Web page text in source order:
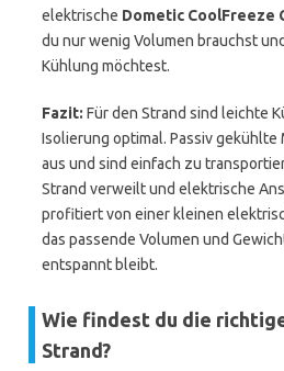
elektrische Dometic CoolFreeze
du nur wenig Volumen brauchst
Kühlung möchtest.
Fazit: Für den Strand sind leichte
Isolierung optimal. Passiv
aus und sind einfach zu
Strand verweilt und elektrische
profitiert von einer kleinen
das passende Volumen und
entspannt bleibt.
Wie findest du die
Strand?